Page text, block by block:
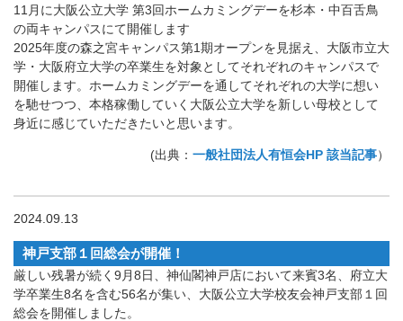
11月に大阪公立大学 第3回ホームカミングデーを杉本・中百舌鳥
の両キャンパスにて開催します
2025年度の森之宮キャンパス第1期オープンを見据え、大阪市立大
学・大阪府立大学の卒業生を対象としてそれぞれのキャンパスで
開催します。ホームカミングデーを通してそれぞれの大学に想い
を馳せつつ、本格稼働していく大阪公立大学を新しい母校として
身近に感じていただきたいと思います。
(出典： 一般社団法人有恒会HP 該当記事）
2024.09.13
神戸支部１回総会が開催！
厳しい残暑が続く9月8日、神仙閣神戸店において来賓3名、府立大
学卒業生8名を含む56名が集い、大阪公立大学校友会神戸支部１回
総会を開催しました。